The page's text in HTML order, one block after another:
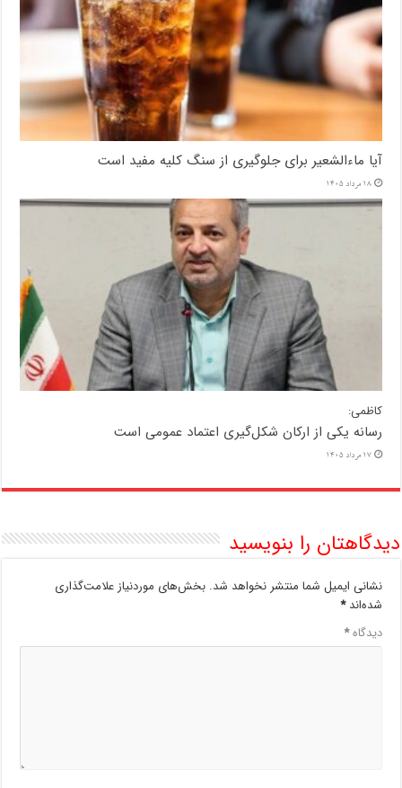
آیا ماءالشعیر برای جلوگیری از سنگ کلیه مفید است
18 مرداد 1405
کاظمی:
رسانه یکی از ارکان شکل‌گیری اعتماد عمومی است
17 مرداد 1405
دیدگاهتان را بنویسید
نشانی ایمیل شما منتشر نخواهد شد. بخش‌های موردنیاز علامت‌گذاری
شده‌اند*
دیدگاه*